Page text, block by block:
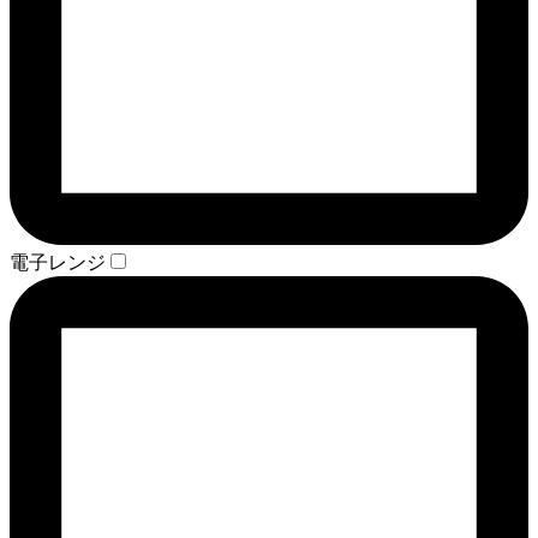
電子レンジ